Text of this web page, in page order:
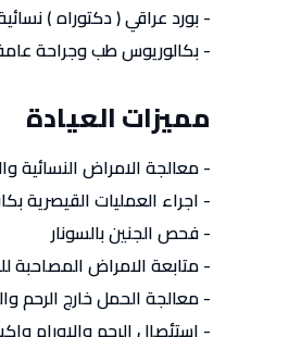
- بورد عراقي ( دكتوراه )
- بكالوريوس طب وجراحة
مميزات العيادة
- معالجة الامراض النسائية
- اجراء العمليات القيصرية
- فحص الجنين بالسونار
- متابعة الامراض المصاحبة
- معالجة الحمل خارج الرحم
- استئصال الرحم والاورام